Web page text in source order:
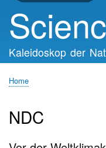
Kaleidoskop der
Home
NDC